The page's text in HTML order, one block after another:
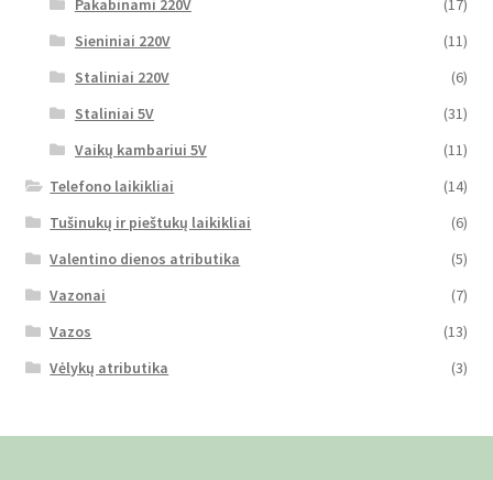
Pakabinami 220V
(17)
Sieniniai 220V
(11)
Staliniai 220V
(6)
Staliniai 5V
(31)
Vaikų kambariui 5V
(11)
Telefono laikikliai
(14)
Tušinukų ir pieštukų laikikliai
(6)
Valentino dienos atributika
(5)
Vazonai
(7)
Vazos
(13)
Vėlykų atributika
(3)